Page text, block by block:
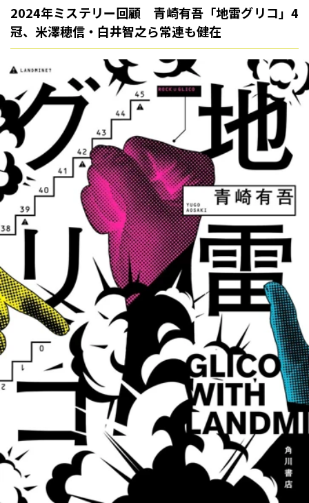
2024年ミステリー回顧 青崎有吾「地雷グリコ」4
冠、米澤穂信・白井智之ら常連も健在